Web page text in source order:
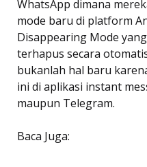
WhatsApp dimana
mode baru di platform
Disappearing Mode
terhapus secara
bukanlah hal baru
ini di aplikasi instant
maupun Telegram.
Baca Juga: